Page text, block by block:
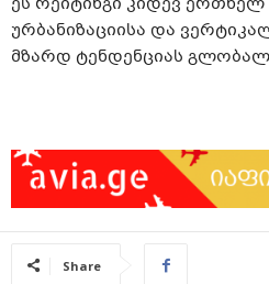
ურბანიზაციისა და
მზარდ ტენდენციას
Share